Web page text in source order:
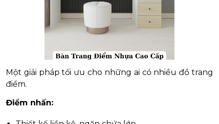
Một giải pháp tối ưu cho những ai có nhiều đồ trang
điểm.
Điểm nhấn: